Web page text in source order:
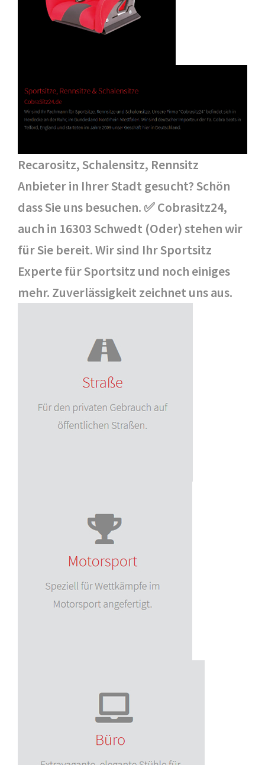
Recarositz, Schalensitz, Rennsitz
Anbieter in Ihrer Stadt gesucht? Schön
dass Sie uns besuchen. ✅ Cobrasitz24,
auch in 16303 Schwedt (Oder) stehen wir
für Sie bereit. Wir sind Ihr Sportsitz
Experte für Sportsitz und noch einiges
mehr. Zuverlässigkeit zeichnet uns aus.